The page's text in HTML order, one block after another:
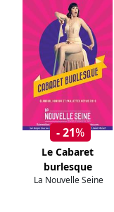
- 21%
Le Cabaret
burlesque
La Nouvelle Seine